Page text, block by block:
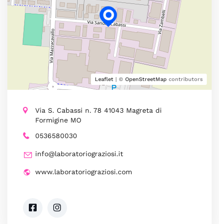
Leaflet | © OpenStreetMap contributors
Via S. Cabassi n. 78 41043 Magreta di
Formigine MO
0536580030
info@laboratoriograziosi.it
www.laboratoriograziosi.com